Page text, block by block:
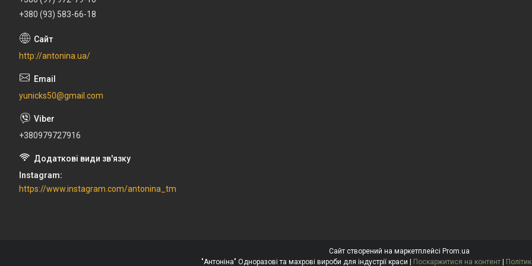
+380 (93) 583-66-18
http://antonina.ua/
yunicks50@gmail.com
+380979727916
Instagram
https://www.instagram.com/antonina_tm
Сайт створений на маркетплейсі Prom.ua
Поскаржитися на контент